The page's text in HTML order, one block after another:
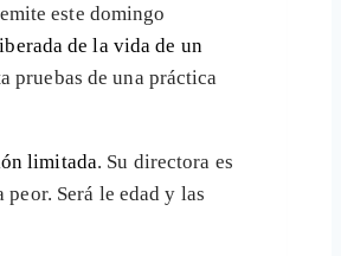
este domingo
de la vida de un
pruebas de una práctica
limitada. Su directora es
Será le edad y las